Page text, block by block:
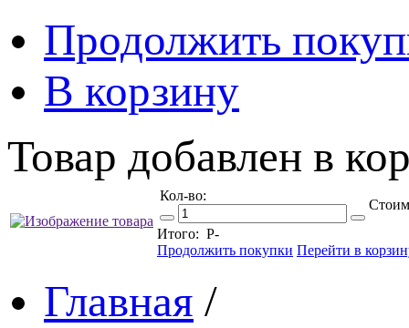
Продолжить
В корзину
Товар добавлен в
Кол-во:
Итого: Р-
Продолжить покупки Перейти в
Главная /